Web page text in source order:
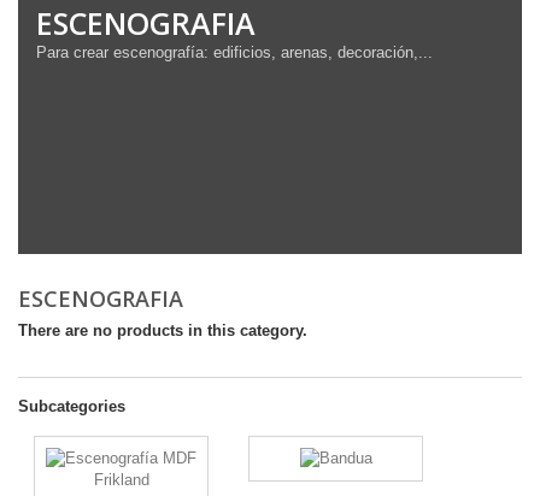
ESCENOGRAFIA
Para crear escenografía: edificios, arenas, decoración,...
ESCENOGRAFIA
There are no products in this category.
Subcategories